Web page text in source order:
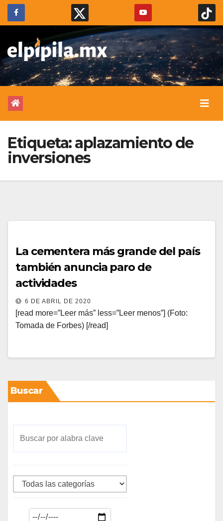
Etiqueta:aplazamiento de
inversiones
La cementera más grande del país
también anuncia paro de
actividades
6 DE ABRIL DE 2020
[read more=”Leer más” less=”Leer menos”] (Foto:
Tomada de Forbes) [/read]
Buscar